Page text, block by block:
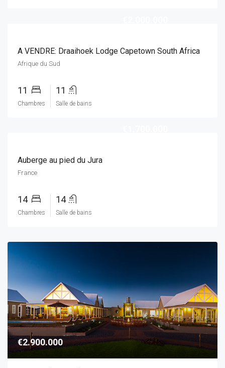
A VENDRE: Draaihoek Lodge Capetown South Africa
Afrique du Sud
11
Chambres
11
Salle de bains
Auberge au pied du Jura
France
14
Chambres
14
Salle de bains
€2.900.000